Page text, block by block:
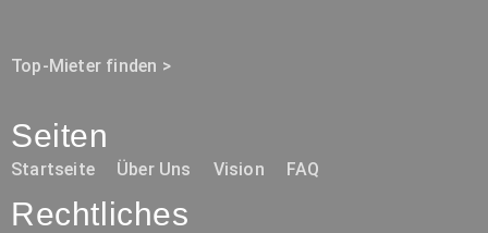
Top-Mieter finden >
Seiten
Startseite Über Uns Vision FAQ
Rechtliches